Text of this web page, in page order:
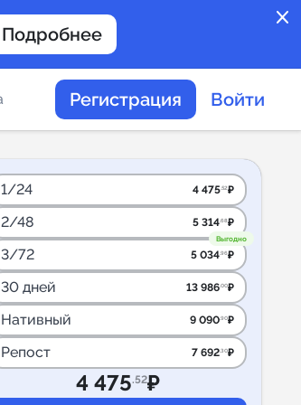
close
Подробнее
в
Регистрация Войти
1/24 4 475.52₽
2/48 5 314.68₽
Выгодно
3/72 5 034.96₽
30 дней 13 986.00₽
Нативный 9 090.90₽
Репост 7 692.30₽
4 475.52₽